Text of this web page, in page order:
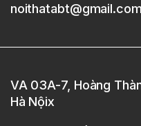
noithatabt@gmail.com
VA 03A-7, Hoàng
Hà Nộix